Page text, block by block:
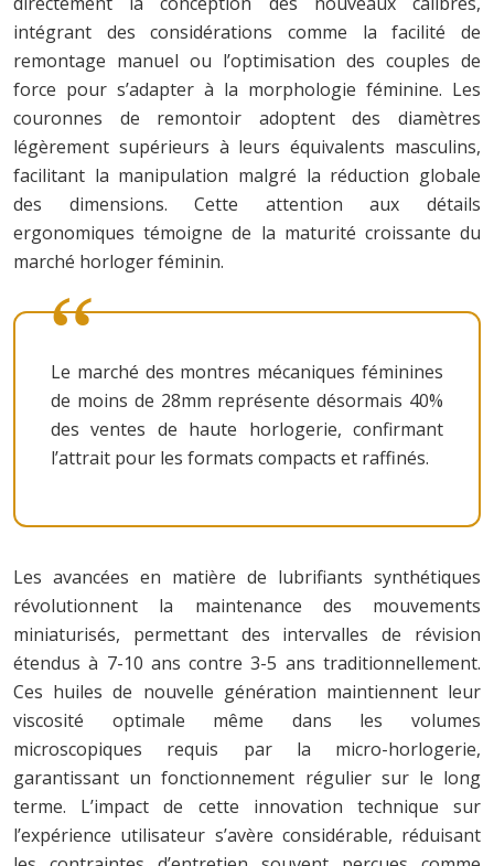
intégrant des considérations comme la facilité de
remontage manuel ou l’optimisation des couples de
force pour s’adapter à la morphologie féminine. Les
couronnes de remontoir adoptent des diamètres
légèrement supérieurs à leurs équivalents masculins,
facilitant la manipulation malgré la réduction globale
des dimensions. Cette attention aux détails
ergonomiques témoigne de la maturité croissante du
marché horloger féminin.
Le marché des montres mécaniques féminines
de moins de 28mm représente désormais 40%
des ventes de haute horlogerie, confirmant
l’attrait pour les formats compacts et raffinés.
Les avancées en matière de lubrifiants synthétiques
révolutionnent la maintenance des mouvements
miniaturisés, permettant des intervalles de révision
étendus à 7-10 ans contre 3-5 ans traditionnellement.
Ces huiles de nouvelle génération maintiennent leur
viscosité optimale même dans les volumes
microscopiques requis par la micro-horlogerie,
garantissant un fonctionnement régulier sur le long
terme. L’impact de cette innovation technique sur
l’expérience utilisateur s’avère considérable, réduisant